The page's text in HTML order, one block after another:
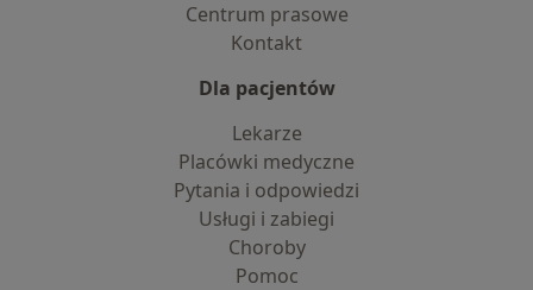
Centrum prasowe
Kontakt
Dla pacjentów
Lekarze
Placówki medyczne
Pytania i odpowiedzi
Usługi i zabiegi
Choroby
Pomoc